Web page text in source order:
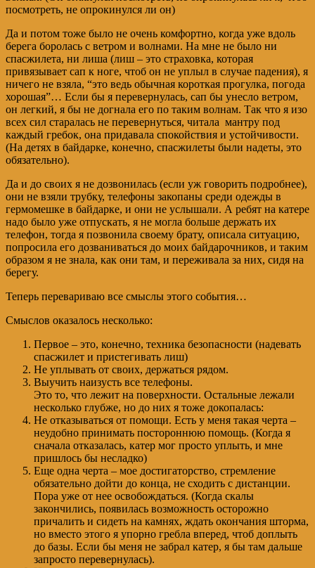
посмотреть, не опрокинулся ли он)
Да и потом тоже было не очень комфортно, когда уже вдоль
берега боролась с ветром и волнами. На мне не было ни
спасжилета, ни лиша (лиш – это страховка, которая
привязывает сап к ноге, чтоб он не уплыл в случае падения), я
ничего не взяла, “это ведь обычная короткая прогулка, погода
хорошая”… Если бы я перевернулась, сап бы унесло ветром,
он легкий, я бы не догнала его по таким волнам. Так что я изо
всех сил старалась не перевернуться, читала мантру под
каждый гребок, она придавала спокойствия и устойчивости.
(На детях в байдарке, конечно, спасжилеты были надеты, это
обязательно).
Да и до своих я не дозвонилась (если уж говорить подробнее),
они не взяли трубку, телефоны закопаны среди одежды в
гермомешке в байдарке, и они не услышали. А ребят на катере
надо было уже отпускать, я не могла больше держать их
телефон, тогда я позвонила своему брату, описала ситуацию,
попросила его дозваниваться до моих байдарочников, и таким
образом я не знала, как они там, и переживала за них, сидя на
берегу.
Теперь перевариваю все смыслы этого события…
Смыслов оказалось несколько:
Первое – это, конечно, техника безопасности (надевать
спасжилет и пристегивать лиш)
Не уплывать от своих, держаться рядом.
Выучить наизусть все телефоны.
Это то, что лежит на поверхности. Остальные лежали
несколько глубже, но до них я тоже докопалась:
Не отказываться от помощи. Есть у меня такая черта –
неудобно принимать постороннюю помощь. (Когда я
сначала отказалась, катер мог просто уплыть, и мне
пришлось бы несладко)
Еще одна черта – мое достигаторство, стремление
обязательно дойти до конца, не сходить с дистанции.
Пора уже от нее освобождаться. (Когда скалы
закончились, появилась возможность осторожно
причалить и сидеть на камнях, ждать окончания шторма,
но вместо этого я упорно гребла вперед, чтоб доплыть
до базы. Если бы меня не забрал катер, я бы там дальше
запросто перевернулась).